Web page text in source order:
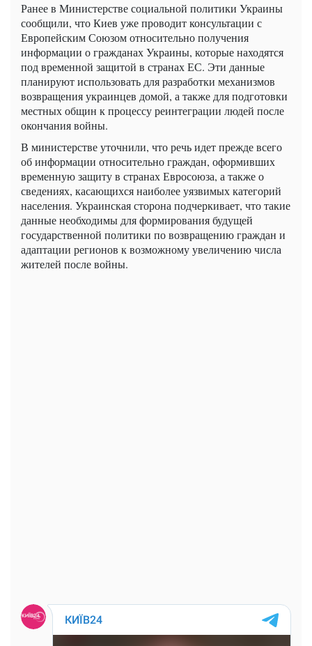
Ранее в Министерстве социальной политики Украины
сообщили, что Киев уже проводит консультации с
Европейским Союзом относительно получения
информации о гражданах Украины, которые находятся
под временной защитой в странах ЕС. Эти данные
планируют использовать для разработки механизмов
возвращения украинцев домой, а также для подготовки
местных общин к процессу реинтеграции людей после
окончания войны.
В министерстве уточнили, что речь идет прежде всего
об информации относительно граждан, оформивших
временную защиту в странах Евросоюза, а также о
сведениях, касающихся наиболее уязвимых категорий
населения. Украинская сторона подчеркивает, что такие
данные необходимы для формирования будущей
государственной политики по возвращению граждан и
адаптации регионов к возможному увеличению числа
жителей после войны.